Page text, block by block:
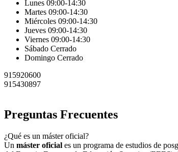
Lunes 09:00-14:30
Martes 09:00-14:30
Miércoles 09:00-14:30
Jueves 09:00-14:30
Viernes 09:00-14:30
Sábado Cerrado
Domingo Cerrado
915920600
915430897
Preguntas Frecuentes
¿Qué es un máster oficial?
Un máster oficial es un programa de estudios de